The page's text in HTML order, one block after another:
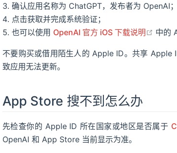
确认应用名称为 ChatGPT，发布者为 OpenAI；
点击获取并完成系统验证；
也可以使用 OpenAI 官方 iOS 下载说明 open
中的
不要购买或借用陌生人的 Apple ID。共享 Apple
致应用无法更新。
App Store 搜不到怎么办
先检查你的 Apple ID 所在国家或地区是否属于
OpenAI 和 App Store 当前显示为准。